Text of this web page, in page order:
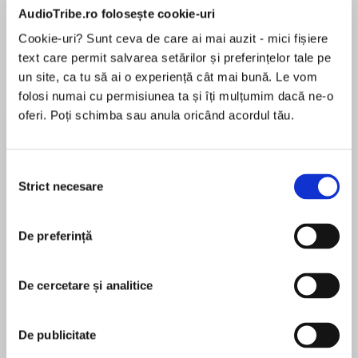
AudioTribe.ro folosește cookie-uri
Cookie-uri? Sunt ceva de care ai mai auzit - mici fișiere
text care permit salvarea setărilor și preferințelor tale pe
un site, ca tu să ai o experiență cât mai bună. Le vom
folosi numai cu permisiunea ta și îți mulțumim dacă ne-o
oferi. Poți schimba sau anula oricând acordul tău.
consimțământului
Strict necesare
De preferință
De cercetare și analitice
De publicitate
Desprecarte
‘America’s preeminent fiction writer’ New Yorker
Mexico, to take residency at a distinguished
academic institute. But then Gerard is stricken
and soon their life begins to resemble a
nightmare. At thirty-seven, Michaela faces the
terrifying prospect of widowhood – and the loss
of Gerard, whose identity has greatly shaped
In vividly depicted scenes of escalating
MAI MULT
pentru această carte
Joyce Carol Oates is a novelist, critic, playwright,